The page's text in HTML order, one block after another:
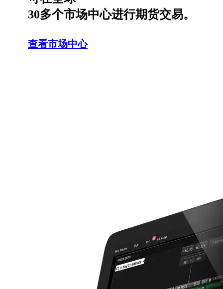
30多个市场中心进行期货交易。
查看市场中心